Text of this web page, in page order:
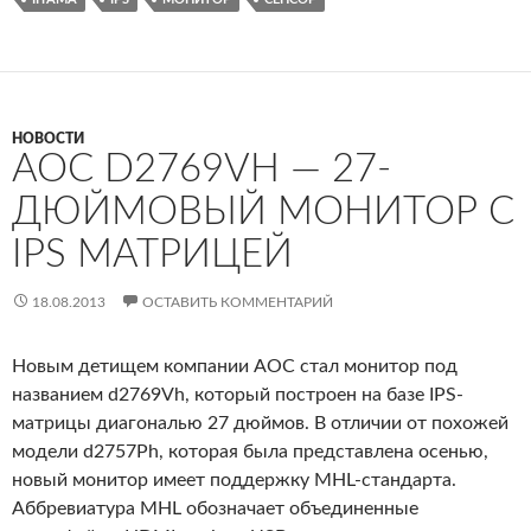
НОВОСТИ
AOC D2769VH — 27-
ДЮЙМОВЫЙ МОНИТОР С
IPS МАТРИЦЕЙ
18.08.2013 ОСТАВИТЬ КОММЕНТАРИЙ
Новым детищем компании AOC стал монитор под
названием d2769Vh, который построен на базе IPS-
матрицы диагональю 27 дюймов. В отличии от похожей
модели d2757Ph, которая была представлена осенью,
новый монитор имеет поддержку MHL-стандарта.
Аббревиатура MHL обозначает объединенные